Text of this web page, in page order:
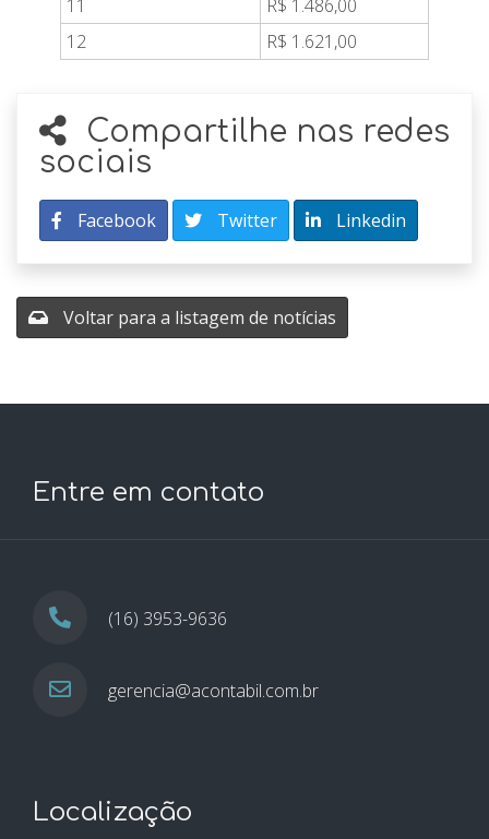
11
R$ 1.486,00
12
R$ 1.621,00
Compartilhe nas redes
sociais
Facebook Twitter Linkedin
Voltar para a listagem de notícias
Entre em contato
(16) 3953-9636
gerencia@acontabil.com.br
Localização